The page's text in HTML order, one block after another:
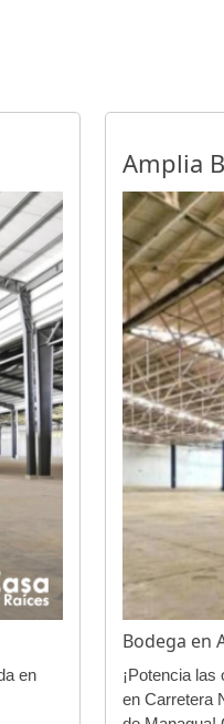
en
Amplia
Bodega en
¡Potencia
en Carretera